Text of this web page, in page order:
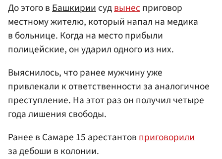
До этого вБашкириисудвынесприговор
местному жителю, который напал на медика
в больнице. Когда на место прибыли
полицейские, он ударил одного из них.
Выяснилось, что ранее мужчину уже
привлекали к ответственности за аналогичное
преступление. На этот раз он получил четыре
года лишения свободы.
Ранее в Самаре 15 арестантовприговорили
за дебоши в колонии.